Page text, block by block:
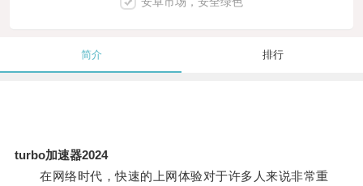
简介 排行
turbo加速器2024
在网络时代，快速的上网体验对于许多人来说非常重